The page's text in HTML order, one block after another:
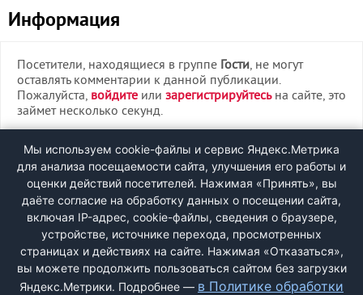
Информация
Посетители, находящиеся в группе Гости, не могут
оставлять комментарии к данной публикации.
Пожалуйста, войдите или зарегистрируйтесьна сайте, это
займет несколько секунд.
ВХОД
РЕГИСТРАЦИЯ
Быстрая регистрациячерез соцсети:
Мы используем cookie-файлы и сервис Яндекс.Метрика
для анализа посещаемости сайта, улучшения его работы и
оценки действий посетителей. Нажимая «Принять», вы
даёте согласие на обработку данных о посещении сайта,
включая IP-адрес, cookie-файлы, сведения о браузере,
устройстве, источнике перехода, просмотренных
страницах и действиях на сайте. Нажимая «Отказаться»,
вы можете продолжить пользоваться сайтом без загрузки
Яндекс.Метрики. Подробнее — в Политике обработки